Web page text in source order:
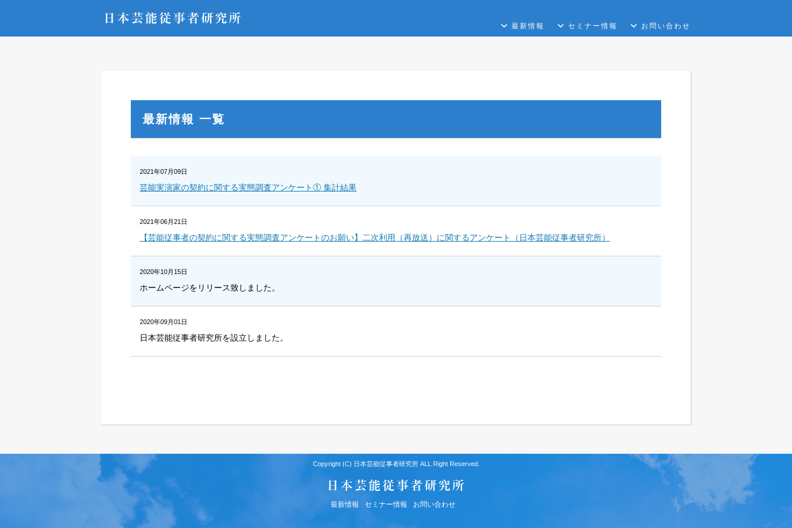
最新情報 セミナー情報 お問い合わせ
最新情報 一覧
2021年07月09日
芸能実演家の契約に関する実態調査アンケート① 集計結果
2021年06月21日
【芸能従事者の契約に関する実態調査アンケートのお願い】二次利用（再放送）に関するアンケート（日本芸能従事者研究所）
2020年10月15日
ホームページをリリース致しました。
2020年09月01日
日本芸能従事者研究所を設立しました。
Copyright (C) 日本芸能従事者研究所 ALL Right Reserved.
最新情報 セミナー情報 お問い合わせ